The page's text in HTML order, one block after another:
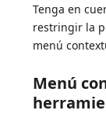
Tenga en
restringir la
menú
Menú